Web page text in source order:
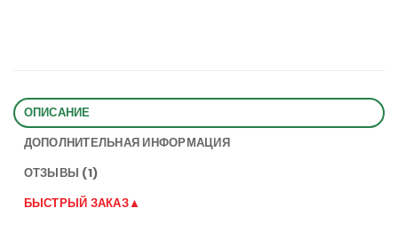
ОПИСАНИЕ
ДОПОЛНИТЕЛЬНАЯ ИНФОРМАЦИЯ
ОТЗЫВЫ (1)
БЫСТРЫЙ ЗАКАЗ▲